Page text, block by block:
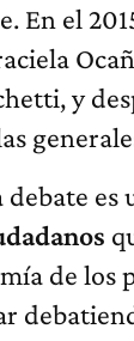
En el
y
debate es
de los